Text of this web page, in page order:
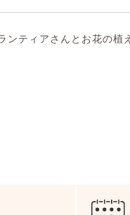
ンティアさんとお花の植